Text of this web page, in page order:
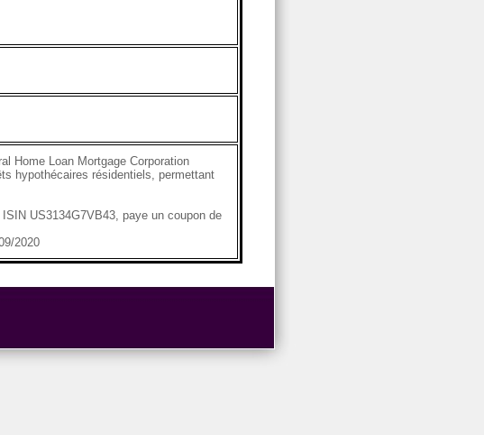
Home Loan Mortgage Corporation
hypothécaires résidentiels, permettant
US3134G7VB43, paye un coupon de
2020